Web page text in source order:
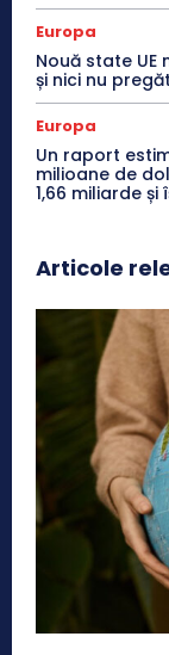
Europa
Nouă state
și nici nu
Europa
Un raport
milioane de
1,66 miliarde
Articole